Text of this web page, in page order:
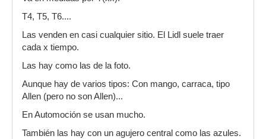
T4, T5, T6....
Las venden en casi cualquier sitio. El Lidl suele traer
cada x tiempo.
Las hay como las de la foto.
Aunque hay de varios tipos: Con mango, carraca, tipo
Allen (pero no son Allen)...
En Automoción se usan mucho.
También las hay con un agujero central como las azules.